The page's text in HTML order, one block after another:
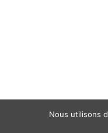
Nous utilisons